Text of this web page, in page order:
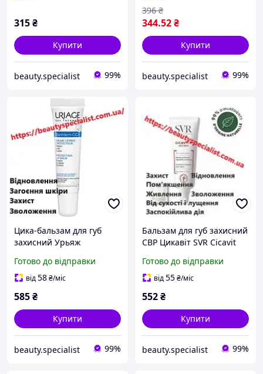
315₴
Купити
beauty.specialist 99%
344.52₴
396 ₴
Купити
beauty.specialist 99%
Цика-бальзам для губ
захисний Урьяж
Bariederm Cica Lips
Repairing Balm
Готово до відправки
від58₴/міс
585₴
Купити
beauty.specialist 99%
Бальзам для губ захисний
СВР Цикавіт SVR Cicavit
Fast-repair
Готово до відправки
від55₴/міс
552₴
Купити
beauty.specialist 99%